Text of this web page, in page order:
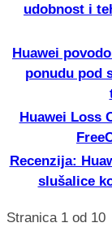
udobnost i
Huawei
ponudu pod
Huawei Loss
Recenzija:
slušalice
Stranica 1 od 10